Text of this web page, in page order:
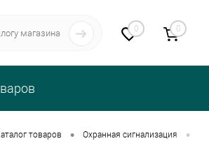
0 0
товаров • Охранная сигнализация •